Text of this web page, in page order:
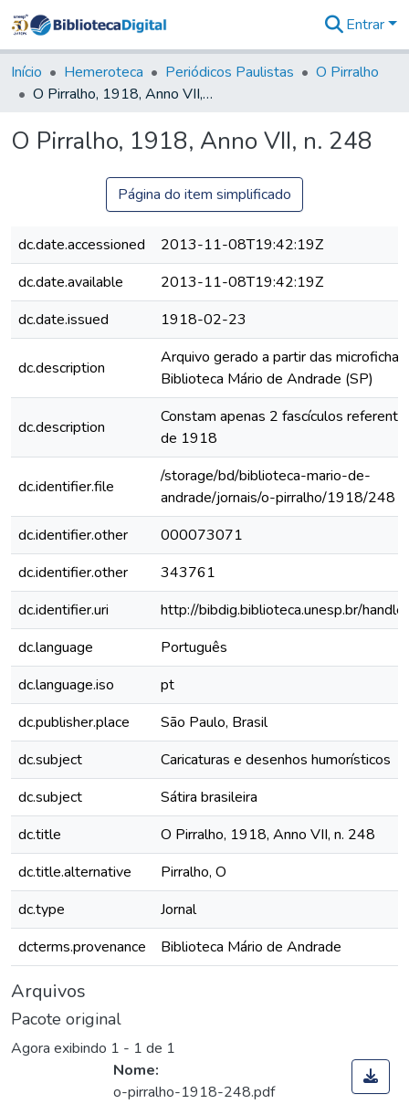
&
Coleções
Tudo na
Digital
Entrar
Início Hemeroteca Periódicos Paulistas
O Pirralho
O Pirralho, 1918, Anno VII, n. 248
O Pirralho, 1918, Anno VII, n. 248
Página do item simplificado
dc.date.accessioned
2013-11-08T19:42:19Z
dc.date.available
2013-11-08T19:42:19Z
dc.date.issued
1918-02-23
dc.description
Arquivo gerado a partir das
Biblioteca Mário de Andrade (SP)
dc.description
Constam apenas 2 fascículos
de 1918
dc.identifier.file
/storage/bd/biblioteca-mario-de-
andrade/jornais/o-pirralho/1918/248
dc.identifier.other
000073071
dc.identifier.other
343761
dc.identifier.uri
http://bibdig.biblioteca.unesp.br/
dc.language
Português
dc.language.iso
pt
dc.publisher.place
São Paulo, Brasil
dc.subject
Caricaturas e desenhos humorísticos
dc.subject
Sátira brasileira
dc.title
O Pirralho, 1918, Anno VII, n. 248
dc.title.alternative
Pirralho, O
dc.type
Jornal
dcterms.provenance
Biblioteca Mário de Andrade
Arquivos
Pacote original
Agora exibindo 1 - 1 de 1
Nome:
o-pirralho-1918-248.pdf